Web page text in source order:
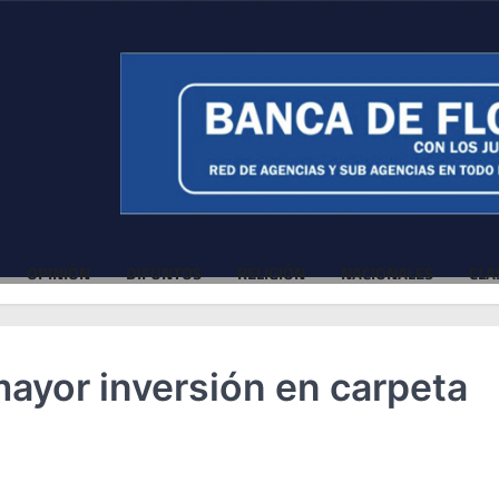
OPINIÓN DIFUNTOS RELIGIÓN NACIONALES
inversión en carpeta